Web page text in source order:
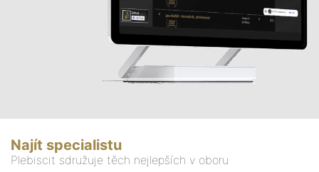
Najít specialistu
Plebiscit sdružuje těch nejlepších v oboru